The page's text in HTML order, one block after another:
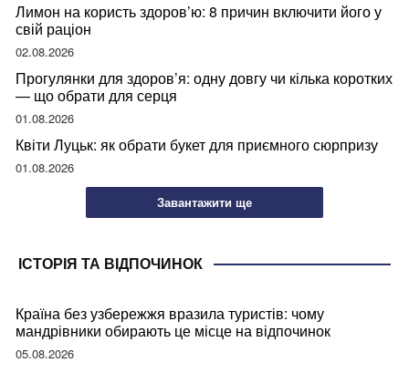
Лимон на користь здоров’ю: 8 причин включити його у
свій раціон
02.08.2026
Прогулянки для здоров’я: одну довгу чи кілька коротких
— що обрати для серця
01.08.2026
Квіти Луцьк: як обрати букет для приємного сюрпризу
01.08.2026
Завантажити ще
ІСТОРІЯ ТА ВІДПОЧИНОК
Країна без узбережжя вразила туристів: чому
мандрівники обирають це місце на відпочинок
05.08.2026